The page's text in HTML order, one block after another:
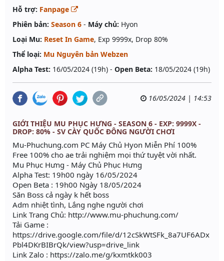
Hỗ trợ: Fanpage
Phiên bản: Season 6 - Máy chủ: Hyon
Loại Mu: Reset In Game, Exp 9999x, Drop 80%
Thể loại: Mu Nguyên bản Webzen
Alpha Test: 16/05/2024 (19h) - Open Beta: 18/05/2024 (19h)
16/05/2024 | 14:53
GIỚI THIỆU MU PHỤC HƯNG - SEASON 6 - EXP: 9999X -
DROP: 80% - SV CÀY QUỐC ĐÔNG NGƯỜI CHƠI
Mu-Phuchung.com PC Máy Chủ Hyon Miễn Phí 100%
Free 100% cho ae trải nghiệm mọi thứ tuyệt vời nhất.
Mu Phục Hưng - Máy Chủ Phục Hưng
Alpha Test: 19h00 ngày 16/05/2024
Open Beta : 19h00 Ngày 18/05/2024
Săn Boss cả ngày k hết boss
Adm nhiệt tình, Lắng nghe người chơi
Link Trang Chủ: http://www.mu-phuchung.com/
Tải Game :
https://drive.google.com/file/d/12cSkWtSFk_8a7UF6ADx
Pbl4DKrBIBrQk/view?usp=drive_link
Link Zalo : https://zalo.me/g/kxmtkk003